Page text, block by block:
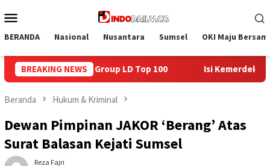
ke
Mobile
BERANDA Nasional Nusantara Sumsel OKI Maju
BREAKING NEWS
Isi Kemerdekaan dengan Kepedulian, Lapas Sekayu
Beranda Hukum & Kriminal
Dewan Pimpinan JAKOR ‘Berang’ Atas
Surat Balasan Kejati Sumsel
Reza Fajri